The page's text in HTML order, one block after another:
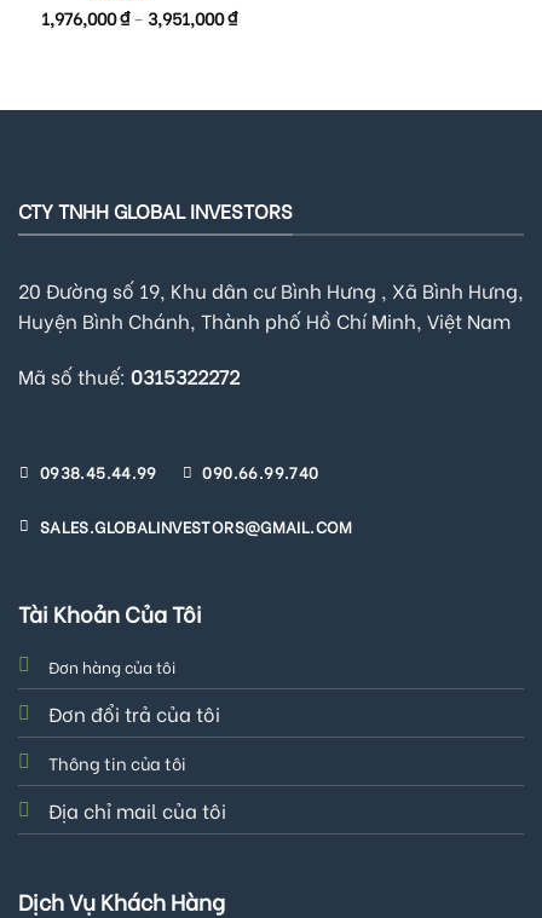
Rated5.00
1,976,000₫– 3,951,000₫
CTY TNHH GLOBAL INVESTORS
20 Đường số 19, Khu dân cư Bình Hưng , Xã Bình Hưng,
Huyện Bình Chánh, Thành phố Hồ Chí Minh, Việt Nam
Mã số thuế: 0315322272
0938.45.44.99 090.66.99.740
SALES.GLOBALINVESTORS@GMAIL.COM
Tài Khoản Của Tôi
Đơn hàng của tôi
Đơn đổi trả của tôi
Thông tin của tôi
Địa chỉ mail của tôi
Dịch Vụ Khách Hàng